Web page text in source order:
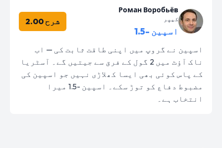
Роман Воробьёв
کیپر
اسپین -1.5
شرح 2.00
اسپین نے گروپ میں اپنی طاقت ثابت کی — اب
ناک آؤٹ میں 2 گول کے فرق سے جیتیں گے۔ آسٹریا
کے پاس کوئی بھی ایسا کھلاڑی نہیں جو اسپین کی
مضبوط دفاع کو توڑ سکے۔ اسپین -1.5 میرا
انتخاب ہے۔